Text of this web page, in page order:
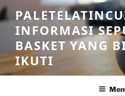
Skip
to
contentINFORMASI
BASKET YANG
IKUTI